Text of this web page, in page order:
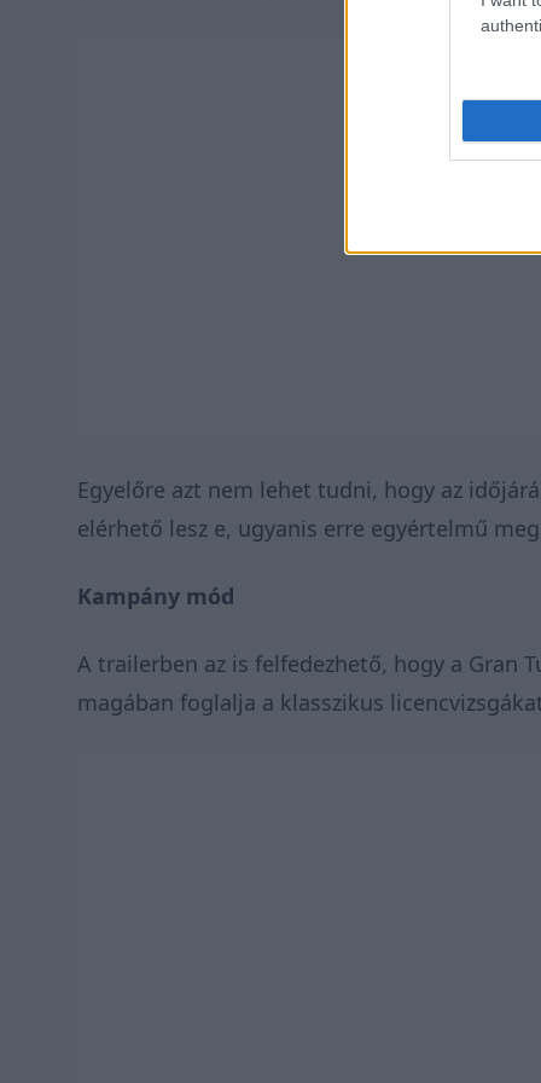
Egyelőre azt nem lehet tudni, hogy az
elérhető lesz e, ugyanis erre egyértelmű
Kampány mód
A trailerben az is felfedezhető, hogy a Gran
magában foglalja a klasszikus